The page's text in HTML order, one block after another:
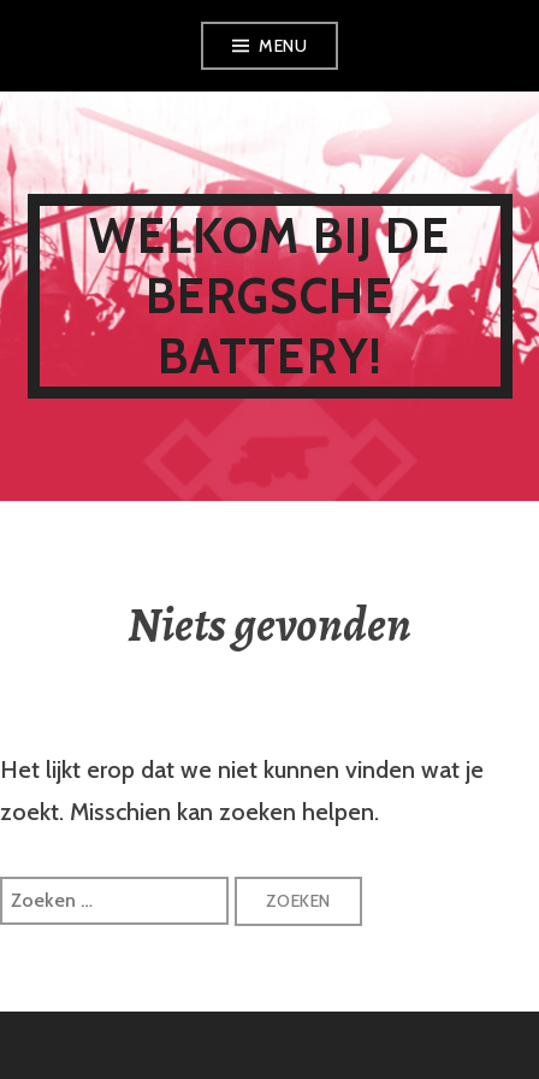
inhoud
MENU
WELKOM BIJ DE
BERGSCHE
BATTERY!
Niets gevonden
Het lijkt erop dat we niet kunnen vinden wat je
zoekt. Misschien kan zoeken helpen.
Zoeken